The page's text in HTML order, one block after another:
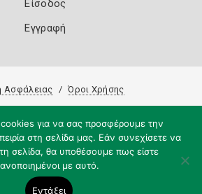
Είσοδος
Εγγραφή
Ασφάλειας Όροι Χρήσης
cookies για να σας προσφέρουμε την
στη σελίδα μας. Εάν συνεχίσετε να
τη σελίδα, θα υποθέσουμε πως είστε
με αυτό.
Εντάξει